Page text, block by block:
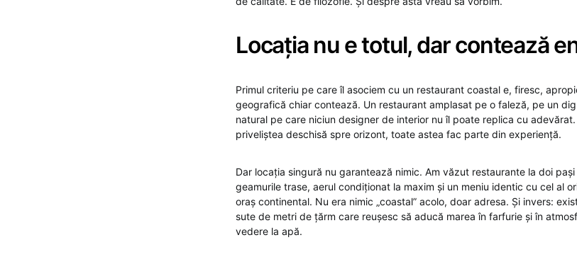
Locația nu e totul, dar contează
Primul criteriu pe care îl asociem cu un restaurant coastal e, firesc,
geografică chiar contează. Un restaurant amplasat pe o faleză, pe un
natural pe care niciun designer de interior nu îl poate replica cu
priveliștea deschisă spre orizont, toate astea fac parte din experiență.
Dar locația singură nu garantează nimic. Am văzut restaurante la doi
geamurile trase, aerul condiționat la maxim și un meniu identic cu cel al
oraș continental. Nu era nimic „coastal” acolo, doar adresa. Și invers:
sute de metri de țărm care reușesc să aducă marea în farfurie și în
vedere la apă.